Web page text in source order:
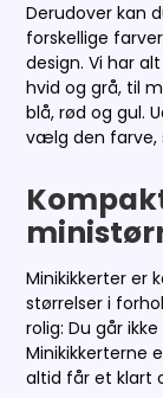
Derudover kan
forskellige
design. Vi har
hvid og grå, til
blå, rød og gul.
vælg den farve,
Minikikkerter er
størrelser i
rolig: Du går
Minikikkerterne
altid får et klart